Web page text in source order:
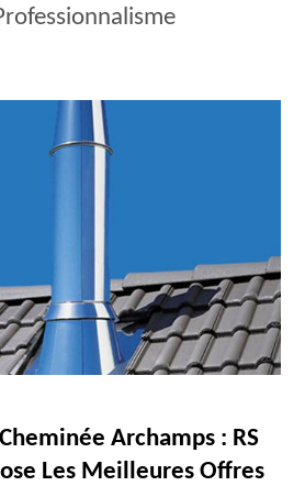
Archamps : RS
Les Meilleures Offres